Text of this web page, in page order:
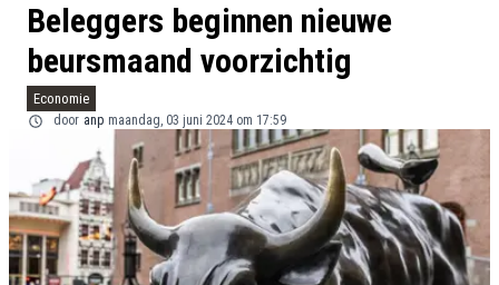
Beleggers beginnen nieuwe
beursmaand voorzichtig
Economie
door anp maandag, 03 juni 2024 om 17:59